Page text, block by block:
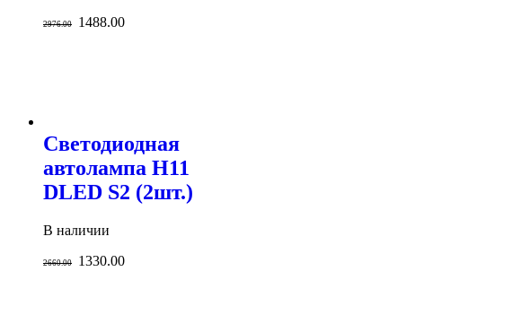
2976.00 1488.00
Светодиодная
автолампа H11
DLED S2 (2шт.)
В наличии
2660.00 1330.00